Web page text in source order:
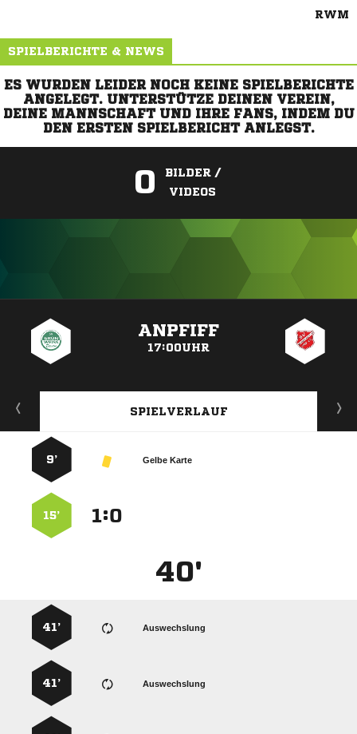
RWM
SPIELBERICHTE & NEWS
ES WURDEN LEIDER NOCH KEINE SPIELBERICHTE
ANGELEGT. UNTERSTÜTZE DEINEN VEREIN,
DEINE MANNSCHAFT UND IHRE FANS, INDEM DU
DEN ERSTEN SPIELBERICHT ANLEGST.
0
BILDER /
VIDEOS
ANPFIFF
17:00UHR
SPIELVERLAUF
Gelbe Karte
9’
:
15’
40'
Auswechslung
41’
Auswechslung
41’